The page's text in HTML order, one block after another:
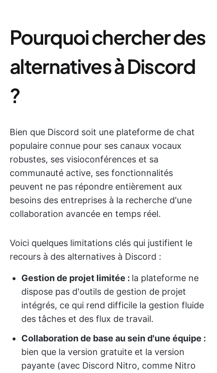
Pourquoi chercher des
alternatives à Discord
?
Bien que Discord soit une plateforme de chat
populaire connue pour ses canaux vocaux
robustes, ses visioconférences et sa
communauté active, ses fonctionnalités
peuvent ne pas répondre entièrement aux
besoins des entreprises à la recherche d'une
collaboration avancée en temps réel.
Voici quelques limitations clés qui justifient le
recours à des alternatives à Discord :
Gestion de projet limitée : la plateforme ne
dispose pas d'outils de gestion de projet
intégrés, ce qui rend difficile la gestion fluide
des tâches et des flux de travail.
Collaboration de base au sein d'une équipe :
bien que la version gratuite et la version
payante (avec Discord Nitro, comme Nitro